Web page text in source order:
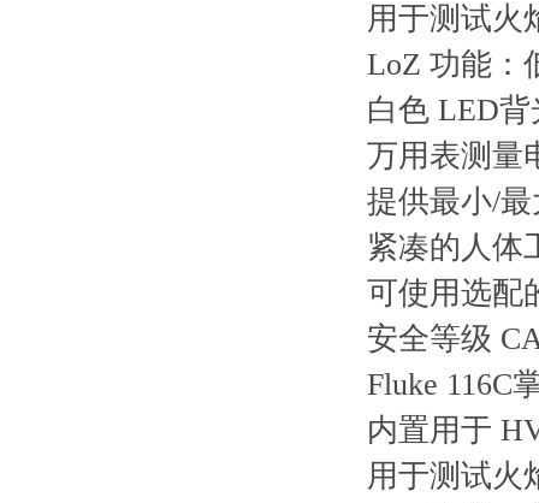
用于测试火
LoZ 功能：
白色 LED
万用表测量
提供最小/
紧凑的人体
可使用选配
安全等级
Fluke 116C
内置用于
用于测试火